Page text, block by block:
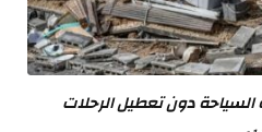
السياحة دون تعطيل الرحلات